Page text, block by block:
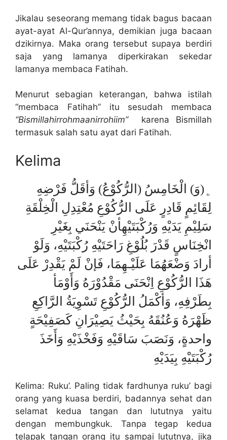
Jikalau seseorang memang tidak bagus bacaan
ayat-ayat Al-Qur’annya, demikian juga bacaan
dzikirnya. Maka orang tersebut supaya berdiri
saja yang lamanya diperkirakan sekedar
lamanya membaca Fatihah.
Menurut sebagian keterangan, bahwa istilah
“membaca Fatihah” itu sesudah membaca
“Bismillahirrohmaanirrohiim”
karena Bismillah
termasuk salah satu ayat dari Fatihah.
Kelima
﯁(وَ) الْخَامِسُ (الرُّكُوْعُ) وَأقَلُّ فَرْضِهِ
لِقَائِمٍ قَادِرٍ عَلَى الرُّكُوْعِ مُعْتِدِلِ الْخِلْقَةِ
سَلِيْمِ يَدَيْهِ وَرُكْبَتَيْهِأنْ يَنْحَنَي بِغَيْرِ
انْخِنَاسٍ قَدْرَ بُلُوْغِ رَاحَتَيْهِ رُكْبَتَيْهِ، وَلَوْ
أرادَ وَضْعَهُمَا عَلَيْـهِمَا، فَإنْ لَمْ يَقْدِرْ عَلَى
هَذَا الرُّكُوْعِ اِنْحَنَى مَقْدُوْرَهُ وَأَوْمَأ
بِطَرْفِهِ، وَأكْمَلُ الرُّكُوْعِ تَسْوِيَةُ الرَّاكِعِ
ظَهْرَهُ وَعُنُقَهُ بِحَيْثُ يَصِيْرَانِ كَصَفِيْحَةٍ
واحدةٍ، وَنَصَبَ سَاقَيْهِ وَفَخْذَيْهِ وَأَخَذَ
رُكْبَتَيْهِ بِيَدَيْهِ
Kelima: Ruku’. Paling tidak fardhunya ruku’ bagi
orang yang kuasa berdiri, badannya sehat dan
selamat kedua tangan dan lututnya yaitu
dengan membungkuk. Tanpa tegap kedua
telapak tangan orang itu sampai lututnya, jika